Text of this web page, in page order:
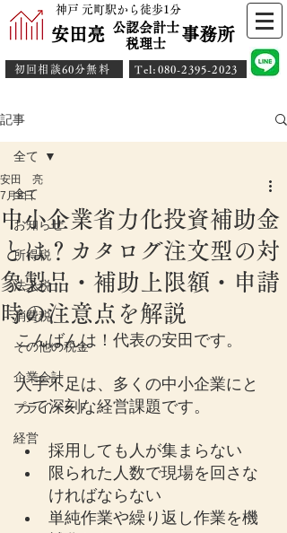
神戸 元町駅から徒歩1分
安田亮 事務所
公認会計士
​税理士
初回相談60分無料 ​Tel:080-2395-2023
記事
全て
お知らせ
所得税
法人税
消費税
その他の税金
企業会計
プライベート
経営
全て
中小企業省力化投資補助金
とは？カタログ注文型の対
象製品・補助上限額・申請
時の注意点を解説
安田 亮
7月8日
こんばんは！代表の安田です。
人手不足は、多くの中小企業にと
って深刻な経営課題です。
採用しても人が集まらない
限られた人数で現場を回さな
ければならない
単純作業や繰り返し作業を機